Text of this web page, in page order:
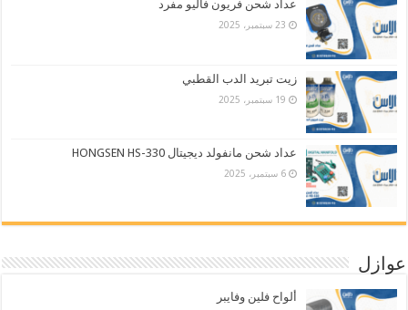
عداد شحن فريون فاليو مفرد
23 سبتمبر، 2025
زيت تبريد الدب القطبي
19 سبتمبر، 2025
عداد شحن مانفولد ديجيتال HONGSEN HS-330
6 سبتمبر، 2025
عوازل
ألواح فلين وفايبر